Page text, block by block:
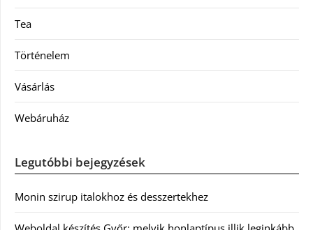
Tea
Történelem
Vásárlás
Webáruház
Legutóbbi bejegyzések
Monin szirup italokhoz és desszertekhez